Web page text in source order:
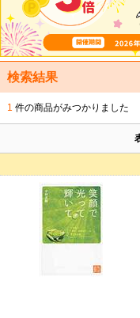
検索結果
1 件の商品がみつかりました